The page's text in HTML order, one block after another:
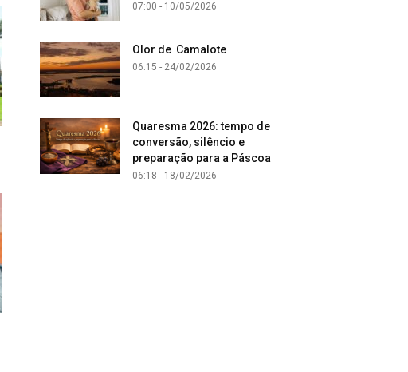
07:00 - 10/05/2026
Olor de Camalote
06:15 - 24/02/2026
Quaresma 2026: tempo de
conversão, silêncio e
preparação para a Páscoa
06:18 - 18/02/2026